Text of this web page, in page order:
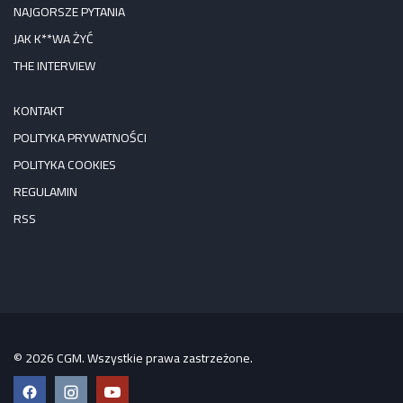
NAJGORSZE PYTANIA
JAK K**WA ŻYĆ
THE INTERVIEW
KONTAKT
POLITYKA PRYWATNOŚCI
POLITYKA COOKIES
REGULAMIN
RSS
© 2026 CGM. Wszystkie prawa zastrzeżone.
FacebookInstagramYouTube